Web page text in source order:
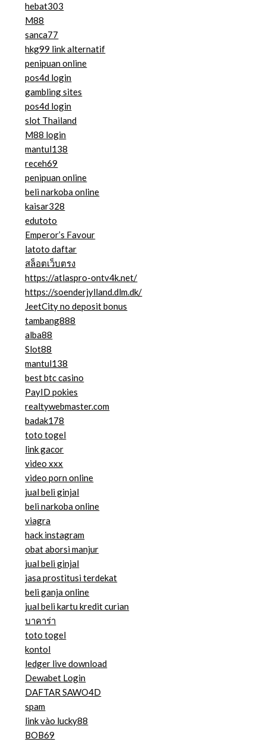
hebat303
M88
sanca77
hkg99 link alternatif
penipuan online
pos4d login
gambling sites
pos4d login
slot Thailand
M88 login
mantul138
receh69
penipuan online
beli narkoba online
kaisar328
edutoto
Emperor’s Favour
latoto daftar
สล็อตเว็บตรง
https://atlaspro-ontv4k.net/
https://soenderjylland.dlm.dk/
JeetCity no deposit bonus
tambang888
alba88
Slot88
mantul138
best btc casino
PayID pokies
realtywebmaster.com
badak178
toto togel
link gacor
video xxx
video porn online
jual beli ginjal
beli narkoba online
viagra
hack instagram
obat aborsi manjur
jual beli ginjal
jasa prostitusi terdekat
beli ganja online
jual beli kartu kredit curian
บาคาร่า
toto togel
kontol
ledger live download
Dewabet Login
DAFTAR SAWO4D
spam
link vào lucky88
BOB69